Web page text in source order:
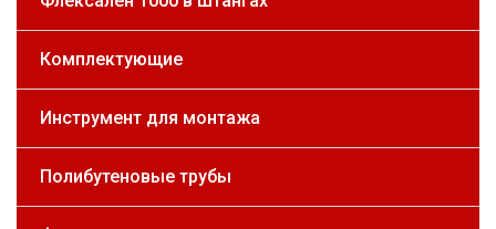
Комплектующие
Инструмент для монтажа
Полибутеновые трубы